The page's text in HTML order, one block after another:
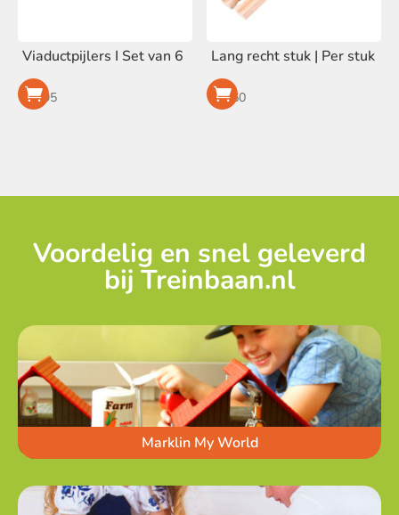
Viaductpijlers I Set van 6
€9,95
Lang recht stuk | Per stuk
€1,50
Voordelig en snel geleverd
bij Treinbaan.nl
Marklin My World